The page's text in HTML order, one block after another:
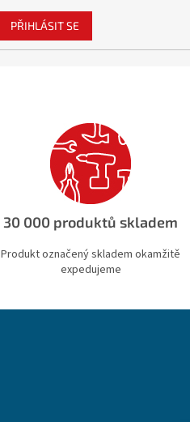
PŘIHLÁSIT SE
30 000 produktů skladem
Produkt označený skladem okamžitě
expedujeme